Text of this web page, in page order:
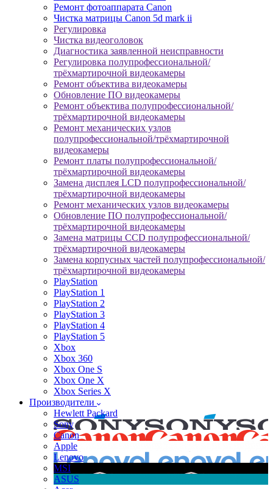
Ремонт фотоаппарата Canon
Чистка матрицы Canon 5d mark ii
Регулировка
Чистка видеоголовок
Диагностика заявленной неисправности
Регулировка полупрофессиональной/
трёхмартирочной видеокамеры
Ремонт объектива видеокамеры
Обновление ПО видеокамеры
Ремонт объектива полупрофессиональной/
трёхмартирочной видеокамеры
Ремонт механических узлов
полупрофессиональной/трёхмартирочной
видеокамеры
Ремонт платы полупрофессиональной/
трёхмартирочной видеокамеры
Замена дисплея LCD полупрофессиональной/
трёхмартирочной видеокамеры
Ремонт механических узлов видеокамеры
Обновление ПО полупрофессиональной/
трёхмартирочной видеокамеры
Замена матрицы CCD полупрофессиональной/
трёхмартирочной видеокамеры
Замена корпусных частей полупрофессиональной/
трёхмартирочной видеокамеры
PlayStation
PlayStation 1
PlayStation 2
PlayStation 3
PlayStation 4
PlayStation 5
Xbox
Xbox 360
Xbox One S
Xbox One X
Xbox Series X
Производители
Hewlett Packard
Sony
Canon
Apple
Lenovo
MSI
ASUS